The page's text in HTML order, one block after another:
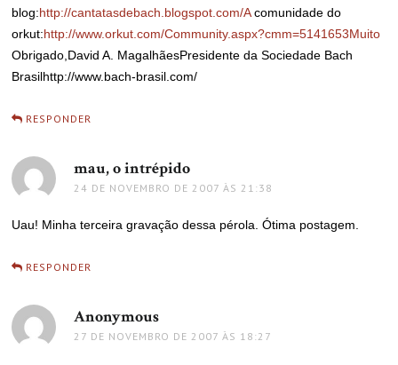
blog:http://cantatasdebach.blogspot.com/Acomunidade do
orkut:http://www.orkut.com/Community.aspx?cmm=5141653Muito
Obrigado,David A. MagalhãesPresidente da Sociedade Bach
Brasilhttp://www.bach-brasil.com/
RESPONDER
mau, o intrépido
24 DE NOVEMBRO DE 2007 ÀS 21:38
Uau! Minha terceira gravação dessa pérola. Ótima postagem.
RESPONDER
Anonymous
27 DE NOVEMBRO DE 2007 ÀS 18:27